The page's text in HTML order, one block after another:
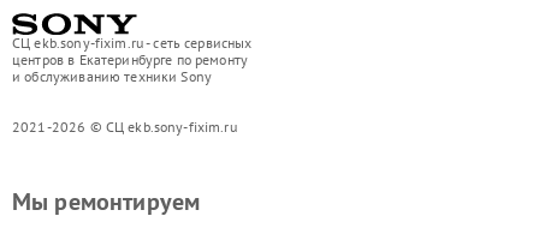
СЦ ekb.sony-fixim.ru - сеть сервисных
центров в Екатеринбурге по ремонту
и обслуживанию техники Sony
2021-2026 © СЦ ekb.sony-fixim.ru
Мы ремонтируем